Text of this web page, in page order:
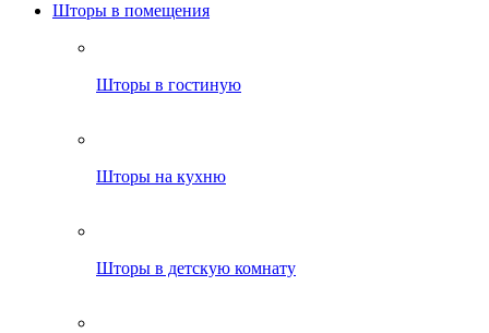
Шторы в помещения
Шторы в гостиную
Шторы на кухню
Шторы в детскую комнату